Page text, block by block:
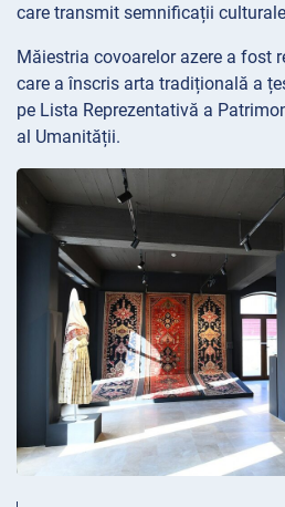
care transmit semnificații
Măiestria covoarelor azere a fost
care a înscris arta tradițională a
pe Lista Reprezentativă a
al Umanității.